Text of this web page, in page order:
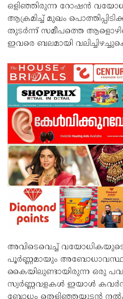
ഒളിഞ്ഞിരുന്ന റോഷന്‍
ആക്രമിച്ച് മുഖം
തുടര്‍ന്ന് സമീപത്തെ
ഇവരെ ബലമായി
അവിടെവെച്ച് വയോധികയുടെ
പൂര്‍ണ്ണമായും
കൈയിലുണ്ടായിരുന്ന ഒരു
സ്വര്‍ണ്ണവളകള്‍ ഇയാള്‍
ബോധം തെളിഞ്ഞയുടന്‍